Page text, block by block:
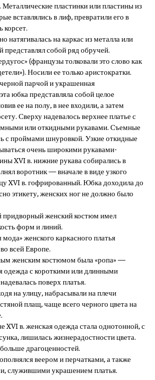
пластинки или пластины из
вставлялись в лиф, превратили его в
корсет.
натягивалась на каркас из металла или
представлял собой ряд обручей.
(французы толковали это слово как
Носили ее только аристократки.
парчой и украшенная
юбка представляла собой целое
ее на полу, в нее входили, а затем
Сверху надевалось верхнее платье с
или откидными рукавами. Съемные
с проймами шнуровкой. Узкие откидные
очень широкими рукавами-
XVI в. нижние рукава собирались в
воротник — вначале в виде узкого
XVI в. гофрированный. Юбка доходила до
этикету, женских ног не должно было
женский костюм имел
форм и линий.
мода» женского каркасного платья
всей Европе.
женским костюмом была «ропа» —
одежда с короткими или длинными
поверх платья.
на улицу, набрасывали на плечи
плащ, чаще всего черного цвета на
XVI в. женская одежда стала однотонной, с
лишилась жизнерадостности цвета.
драгоценностей.
веером и перчатками, а также
служившими украшением платья.